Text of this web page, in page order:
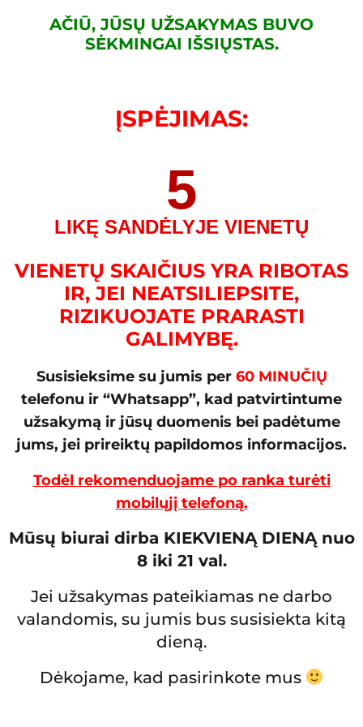
AČIŪ, JŪSŲ UŽSAKYMAS BUVO
SĖKMINGAI IŠSIŲSTAS.
ĮSPĖJIMAS:
LIKĘ SANDĖLYJE VIENETŲ
5
VIENETŲ SKAIČIUS YRA RIBOTAS
IR, JEI NEATSILIEPSITE,
RIZIKUOJATE PRARASTI
GALIMYBĘ.
Susisieksime su jumis per 60 MINUČIŲ
telefonu ir “Whatsapp”, kad patvirtintume
užsakymą ir jūsų duomenis bei padėtume
jums, jei prireiktų papildomos informacijos.
Todėl rekomenduojame po ranka turėti
mobilųjį telefoną.
Mūsų biurai dirba KIEKVIENĄ DIENĄ nuo
8 iki 21 val.
Jei užsakymas pateikiamas ne darbo
valandomis, su jumis bus susisiekta kitą
dieną.
Dėkojame, kad pasirinkote mus